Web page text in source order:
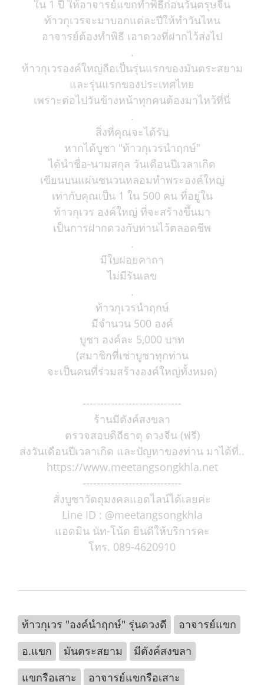
ใน 1 ปี ให้อาจารย์แขกทำพิธีก่อนวันตรุษจีน
ท้าวกุเวรจะมาบอกแต่ละปีให้ทำวันไหน
อาจารย์ต้องทำพิธี เอาดวงที่ฝากไว้ส่งไป
.
ท้าวกุเวรองค์ใหญ่ถือเป็นรุ่นแรกของมันตระสยาม
และรุ่นแรกของประเทศไทย
เพราะต่อไปวันข้างหน้าทุกคนต้องมาไหว้ที่นี่
.
สิ่งที่คุณจะได้รับ
หากได้บูชา "ท้าวกุเวรนำฤกษ์"
ได้นำชื่อ-นามสกุล วันเดือนปีเวลาเกิด
เขียนบนแผ่นชนวนหลอมทำพระองค์ใหญ่
เท่ากับคุณเป็น 1 ใน 500 คน ที่อยู่ใน
ท้าวกุเวร องค์ใหญ่ ที่จะสร้างขึ้นมา
เป็นการฝากดวงกับท่านไว้ตลอดชีพ
.
มีใบฝอยคาถา
ไม่มีรันเลข
.
ท้าวกุเวรนำฤกษ์
มีจำนวน 500 องค์
บูชา องค์ละ 5,000 บาท
(สมาชิกที่เช่าบูชาทุกท่าน
จะเป็นคนที่ร่วมสร้างองค์ใหญ่ทั้งหมด)
----------------------------
ร้านมีตังค์สงขลา
ตรวจสอบดิถีธาตุ ดวงจีน (ฟรี)
ส่งวันเดือนปีเวลาเกิด และปัญหาของท่าน มาได้ที่..
https://www.meetangsongkhla.net
----------------------------
สั่งบูชาวัตถุมงคลแอดไลน์ได้เลยค่ะ
Line ID : @meetangsongkhla
แอดมิน นัท-โน้ต ยินดีให้บริการคะ
โทร. 089-4620910
ท้าวกุเวร "องค์นำฤกษ์" รุ่นดวงดี
อาจารย์แขก
อ.แขก
มันตระสยาม
มีตังค์สงขลา
แขกรือเสาะ
อาจารย์แขกรือเสาะ